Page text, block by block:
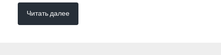
Читать далее